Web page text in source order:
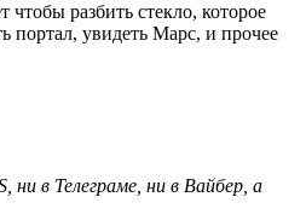
разбить стекло, которое
портал, увидеть Марс, и прочее
ни в Телеграме, ни в Вайбер, а